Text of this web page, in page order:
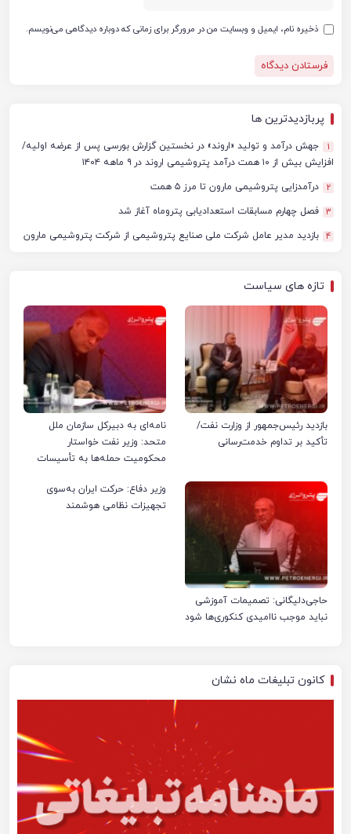
ذخیره نام، ایمیل و وبسایت من در مرورگر برای زمانی که دوباره دیدگاهی می‌نویسم.
پربازدیدترین ها
1
جهش درآمد و تولید «اروند» در نخستین گزارش بورسی پس از عرضه اولیه/
افزایش بیش از ۱۰ همت درآمد پتروشیمی اروند در ۹ ماهه ۱۴۰۴
2 درآمدزایی پتروشیمی مارون تا مرز ۵ همت
3 فصل چهارم مسابقات استعدادیابی پتروماه آغاز شد
4 بازدید مدیر عامل شرکت ملی صنایع پتروشیمی از شرکت پتروشیمی مارون
تازه های سیاست
بازدید رئیس‌جمهور از وزارت نفت/
تأکید بر تداوم خدمت‌رسانی
نامه‌ای به دبیرکل سازمان ملل
متحد: وزیر نفت خواستار
محکومیت حمله‌ها به تأسیسات
حاجی‌دلیگانی: تصمیمات آموزشی
نباید موجب ناامیدی کنکوری‌ها شود
وزیر دفاع: حرکت ایران به‌سوی
تجهیزات نظامی هوشمند
کانون تبلیغات ماه نشان